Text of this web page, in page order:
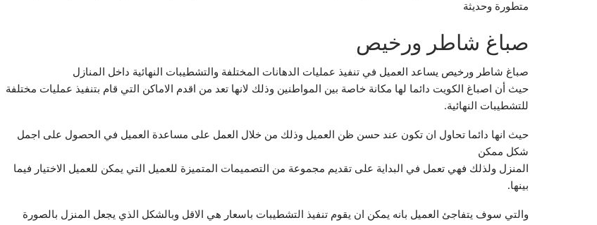
متطورة وحديثة
صباغ شاطر ورخيص
صباغ شاطر ورخيص يساعد العميل في تنفيذ عمليات الدهانات المختلفة والتشطيبات النهائية داخل المنازل
حيث أن اصباغ الكويت دائما لها مكانة خاصة بين المواطنين وذلك لانها تعد من اقدم الاماكن التي قام بتنفيذ عمليات مختلفة
للتشطيبات النهائية.
حيث انها دائما تحاول ان تكون عند حسن ظن العميل وذلك من خلال العمل على مساعدة العميل في الحصول على اجمل
شكل ممكن
المنزل ولذلك فهي تعمل في البداية على تقديم مجموعة من التصميمات المتميزة للعميل التي يمكن للعميل الاختيار فيما
بينها.
والتي سوف يتفاجئ العميل بانه يمكن ان يقوم تنفيذ التشطيبات باسعار هي الاقل وبالشكل الذي يجعل المنزل بالصورة